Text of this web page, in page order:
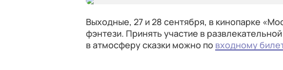
Выходные, 27 и 28 сентября, в кинопарке
фэнтези. Принять участие в
в атмосферу сказки можно по входному